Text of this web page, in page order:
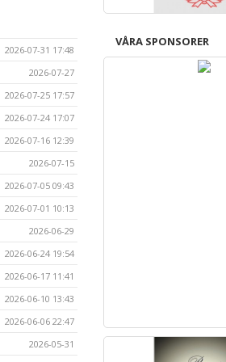
2026-07-31 17:48
2026-07-27
2026-07-25 17:57
2026-07-24 17:07
2026-07-16 12:39
2026-07-15
2026-07-05 09:43
2026-07-01 10:13
2026-06-29
2026-06-24 19:54
2026-06-17 11:41
2026-06-10 13:43
2026-06-06 22:47
2026-05-31
VÅRA SPONSORER